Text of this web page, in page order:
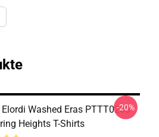
Washed Eras PTTT0203
Heights T-Shirts
-20%